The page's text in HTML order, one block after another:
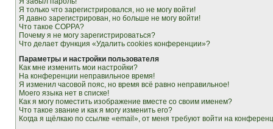
Я только что зарегистрировался, но не могу войти!
Я давно зарегистрирован, но больше не могу войти!
Что такое COPPA?
Почему я не могу зарегистрироваться?
Что делает функция «Удалить cookies конференции»?
Параметры и настройки пользователя
Как мне изменить мои настройки?
На конференции неправильное время!
Я изменил часовой пояс, но время всё равно неправильное!
Моего языка нет в списке!
Как я могу поместить изображение вместе со своим именем?
Что такое звание и как я могу изменить его?
Когда я щёлкаю по ссылке «email», от меня требуют войти на